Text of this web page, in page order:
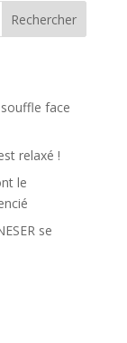
Rechercher
souffle face
relaxé !
le
se